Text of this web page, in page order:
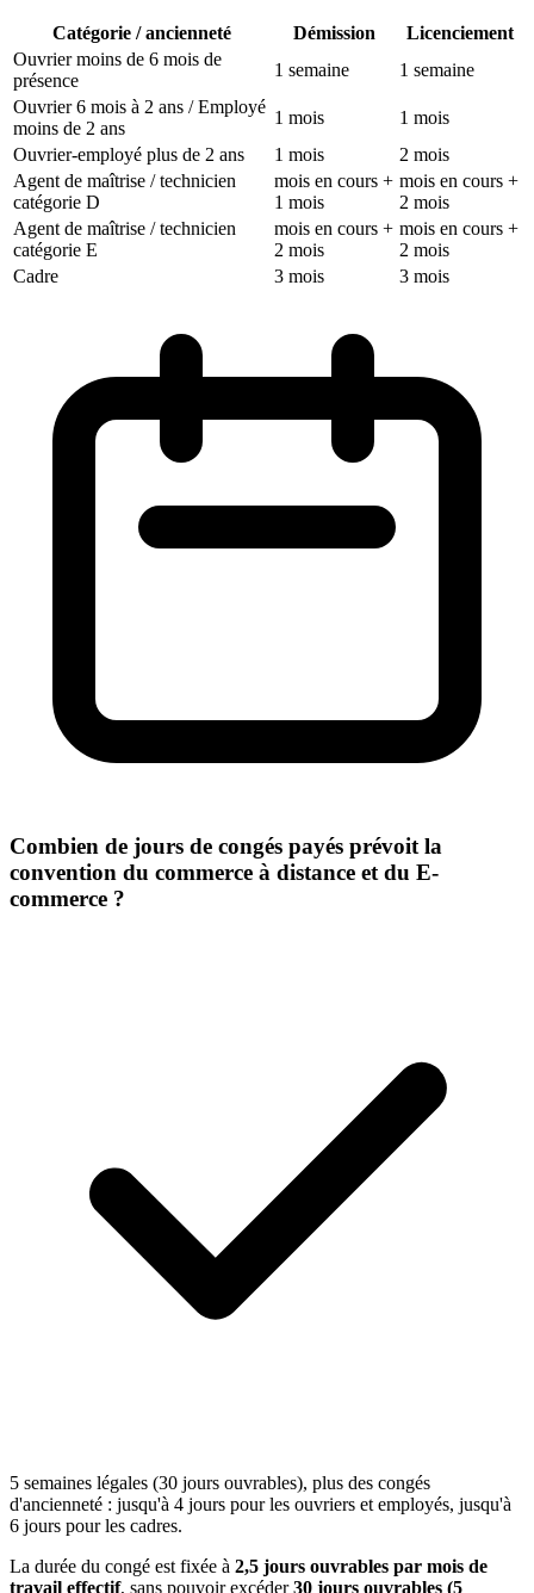
Catégorie / ancienneté Démission
Licenciement
Ouvrier moins de 6 mois de
présence
1 semaine
1 semaine
Ouvrier 6 mois à 2 ans / Employé
moins de 2 ans
1 mois
1 mois
Ouvrier-employé plus de 2 ans
1 mois
2 mois
Agent de maîtrise / technicien
catégorie D
mois en cours +
1 mois
mois en cours +
2 mois
Agent de maîtrise / technicien
catégorie E
mois en cours +
2 mois
mois en cours +
2 mois
Cadre
3 mois 3 mois
Combien de jours de congés payés prévoit la
convention du commerce à distance et du E-
commerce ?
5 semaines légales (30 jours ouvrables), plus des congés
d'ancienneté : jusqu'à 4 jours pour les ouvriers et employés, jusqu'à
6 jours pour les cadres.
La durée du congé est fixée à 2,5 jours ouvrables par mois de
travail effectif, sans pouvoir excéder30 jours ouvrables (5